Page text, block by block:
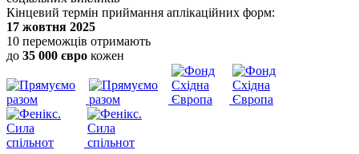
Кінцевий термін приймання аплікаційних форм:
17 жовтня 2025
10 переможців отримають
до 35 000 євро кожен